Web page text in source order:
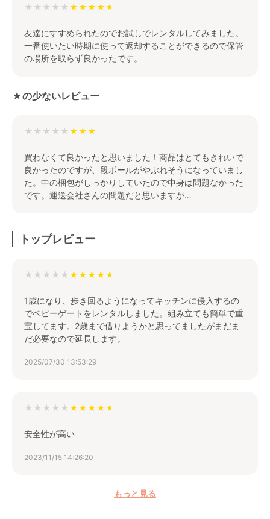
★★★★★
友達にすすめられたのでお試しでレンタルしてみました。
一番使いたい時期に使って返却することができるので保管
の場所を取らず良かったです。
★の少ないレビュー
★★★★★
買わなくて良かったと思いました！商品はとてもきれいで
良かったのですが、段ボールがやぶれそうになっていまし
た。中の梱包がしっかりしていたので中身は問題なかった
です。運送会社さんの問題だと思いますが…
トップレビュー
★★★★★
1歳になり、歩き回るようになってキッチンに侵入するの
でベビーゲートをレンタルしました。組み立ても簡単で重
宝してます。2歳まで借りようかと思ってましたがまだま
だ必要なので延長します。
2025/07/30 13:53:29
★★★★★
安全性が高い
2023/11/15 14:26:20
もっと見る